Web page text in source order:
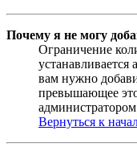
Почему я не могу
Ограничение
вам нужно
превышающее
Вернуться к